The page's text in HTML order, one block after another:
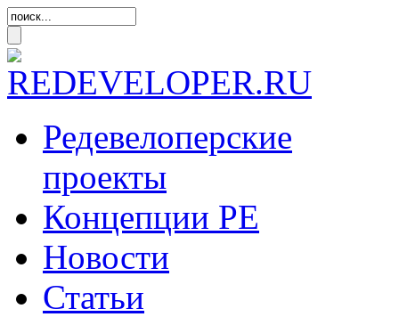
Редевелоперские
проекты
Концепции РЕ
Новости
Статьи